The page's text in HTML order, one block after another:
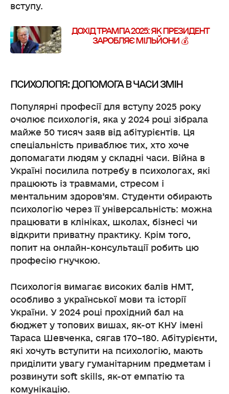
вступу.
ДОХІД ТРАМПА 2025: ЯК ПРЕЗИДЕНТ
ЗАРОБЛЯЄ МІЛЬЙОНИ 💰
ПСИХОЛОГІЯ: ДОПОМОГА В ЧАСИ ЗМІН
Популярні професії для вступу 2025 року
очолює психологія, яка у 2024 році зібрала
майже 50 тисяч заяв від абітурієнтів. Ця
спеціальність приваблює тих, хто хоче
допомагати людям у складні часи. Війна в
Україні посилила потребу в психологах, які
працюють із травмами, стресом і
ментальним здоров’ям. Студенти обирають
психологію через її універсальність: можна
працювати в клініках, школах, бізнесі чи
відкрити приватну практику. Крім того,
попит на онлайн-консультації робить цю
професію гнучкою.
Психологія вимагає високих балів НМТ,
особливо з української мови та історії
України. У 2024 році прохідний бал на
бюджет у топових вишах, як-от КНУ імені
Тараса Шевченка, сягав 170–180. Абітурієнти,
які хочуть вступити на психологію, мають
приділити увагу гуманітарним предметам і
розвинути soft skills, як-от емпатію та
комунікацію.